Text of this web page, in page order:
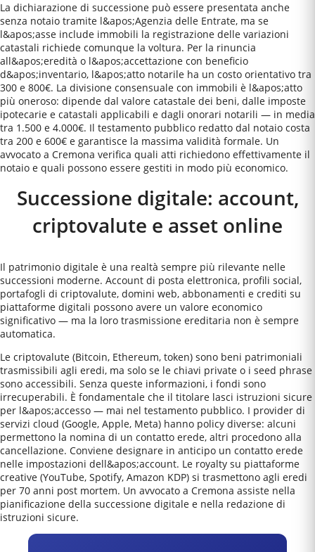
La dichiarazione di successione può essere presentata anche
senza notaio tramite l&apos;Agenzia delle Entrate, ma se
l&apos;asse include immobili la registrazione delle variazioni
catastali richiede comunque la voltura. Per la rinuncia
all&apos;eredità o l&apos;accettazione con beneficio
d&apos;inventario, l&apos;atto notarile ha un costo orientativo tra
300 e 800€. La divisione consensuale con immobili è l&apos;atto
più oneroso: dipende dal valore catastale dei beni, dalle imposte
ipotecarie e catastali applicabili e dagli onorari notarili — in media
tra 1.500 e 4.000€. Il testamento pubblico redatto dal notaio costa
tra 200 e 600€ e garantisce la massima validità formale. Un
avvocato a Cremona verifica quali atti richiedono effettivamente il
notaio e quali possono essere gestiti in modo più economico.
Successione digitale: account,
criptovalute e asset online
Il patrimonio digitale è una realtà sempre più rilevante nelle
successioni moderne. Account di posta elettronica, profili social,
portafogli di criptovalute, domini web, abbonamenti e crediti su
piattaforme digitali possono avere un valore economico
significativo — ma la loro trasmissione ereditaria non è sempre
automatica.
Le criptovalute (Bitcoin, Ethereum, token) sono beni patrimoniali
trasmissibili agli eredi, ma solo se le chiavi private o i seed phrase
sono accessibili. Senza queste informazioni, i fondi sono
irrecuperabili. È fondamentale che il titolare lasci istruzioni sicure
per l&apos;accesso — mai nel testamento pubblico. I provider di
servizi cloud (Google, Apple, Meta) hanno policy diverse: alcuni
permettono la nomina di un contatto erede, altri procedono alla
cancellazione. Conviene designare in anticipo un contatto erede
nelle impostazioni dell&apos;account. Le royalty su piattaforme
creative (YouTube, Spotify, Amazon KDP) si trasmettono agli eredi
per 70 anni post mortem. Un avvocato a Cremona assiste nella
pianificazione della successione digitale e nella redazione di
istruzioni sicure.